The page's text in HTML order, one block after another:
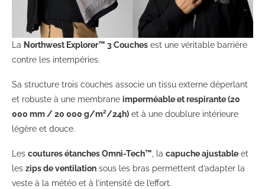
La Northwest Explorer™ 3 Couches est une véritable barrière
contre les intempéries.
Sa structure trois couches associe un tissu externe déperlant
et robuste à une membrane imperméable et respirante (20
000 mm / 20 000 g/m²/24h) et à une doublure intérieure
légère et douce.
Les coutures étanches Omni-Tech™, la capuche ajustable et
les zips de ventilation sous les bras permettent d’adapter la
veste à la météo et à l’intensité de l’effort.